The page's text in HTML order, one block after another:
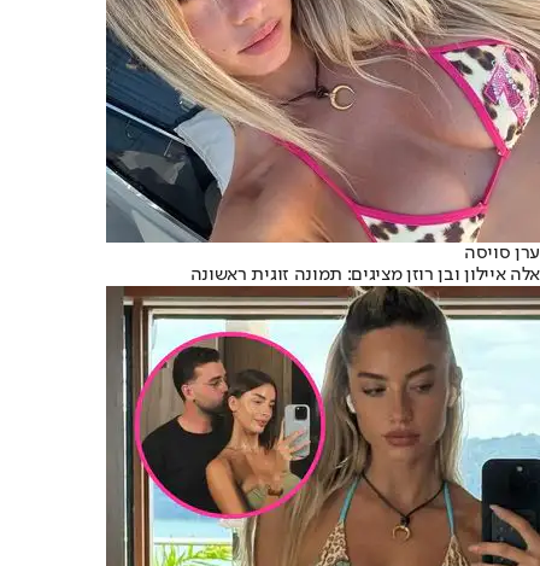
ערן סויסה
אלה איילון ובן רוזן מציגים: תמונה זוגית ראשונה